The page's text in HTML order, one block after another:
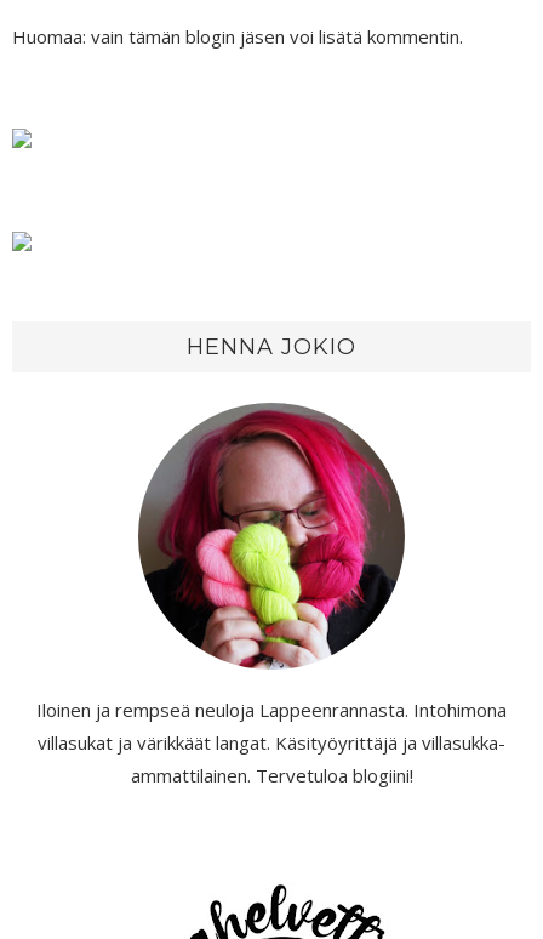
Huomaa: vain tämän blogin jäsen voi lisätä kommentin.
HENNA JOKIO
Iloinen ja rempseä neuloja Lappeenrannasta. Intohimona
villasukat ja värikkäät langat. Käsityöyrittäjä ja villasukka-
ammattilainen. Tervetuloa blogiini!